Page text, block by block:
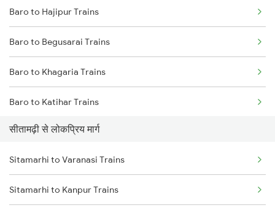
Sitamarhi to Naugachia Trains
Sitamarhi to Varanasi Trains
Baro to Hajipur Trains
Baro to Begusarai Trains
Baro to Khagaria Trains
Baro to Katihar Trains
Baro to Muzaffarpur Trains
Baro to Sonepur Trains
Baro to Naugachia Trains
सीतामढ़ी से लोकप्रिय मार्ग
Sitamarhi to Varanasi Trains
Sitamarhi to Kanpur Trains